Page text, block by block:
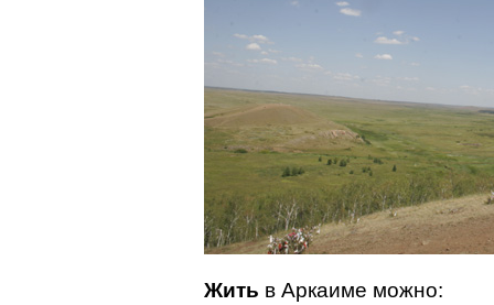
Жить в Аркаиме можно: